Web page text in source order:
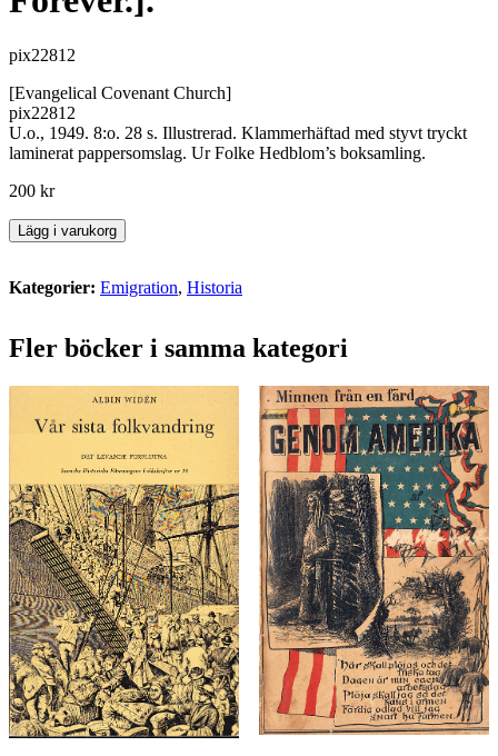
pix22812
[Evangelical Covenant Church]
pix22812
U.o., 1949. 8:o. 28 s. Illustrerad. Klammerhäftad med styvt tryckt
laminerat pappersomslag. Ur Folke Hedblom’s boksamling.
200 kr
Three
quarters
a
in
and
the
founding,
growth,
christian
testimony
and
service
of
the
Evangelical
Covenant
Church
Stromsburg,
Nebraska
1874-
Lägg i varukorg
Kategorier: Emigration, Historia
Fler böcker i samma kategori